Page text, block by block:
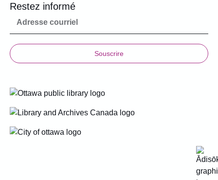
Restez informé
Souscrire